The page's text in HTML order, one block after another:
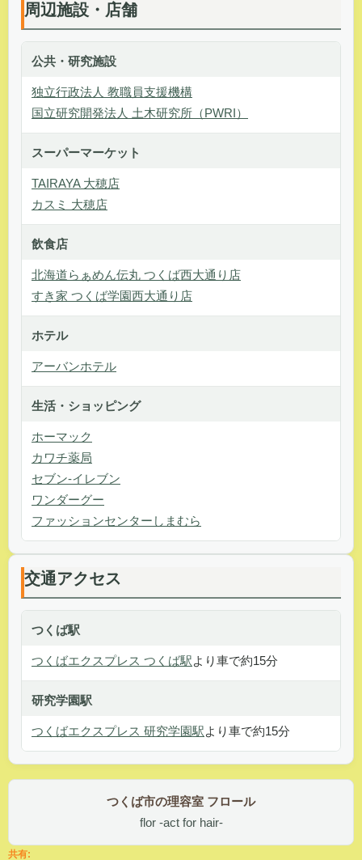
周辺施設・店舗
公共・研究施設
独立行政法人 教職員支援機構
国立研究開発法人 土木研究所（PWRI）
スーパーマーケット
TAIRAYA 大穂店
カスミ 大穂店
飲食店
北海道らぁめん伝丸 つくば西大通り店
すき家 つくば学園西大通り店
ホテル
アーバンホテル
生活・ショッピング
ホーマック
カワチ薬局
セブン-イレブン
ワンダーグー
ファッションセンターしまむら
交通アクセス
つくば駅
つくばエクスプレス つくば駅より車で約15分
研究学園駅
つくばエクスプレス 研究学園駅より車で約15分
つくば市の理容室 フロール
flor -act for hair-
共有: